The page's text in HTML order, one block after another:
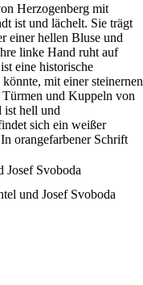
Josef Svoboda
und Josef Svoboda